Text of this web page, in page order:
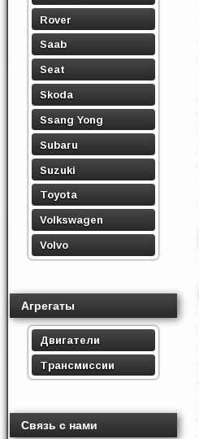
Rover
Saab
Seat
Skoda
Ssang Yong
Subaru
Suzuki
Toyota
Volkswagen
Volvo
Агрегаты
Двигатели
Трансмиссии
Связь с нами